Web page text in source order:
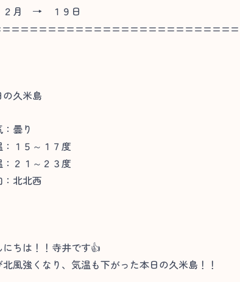
２月 → １９日
の久米島
曇り
：１５～１７度
：２１～２３度
：北北西
にちは！！寺井です👍
北風強くなり、気温も下がった本日の久米島！！